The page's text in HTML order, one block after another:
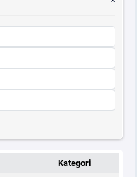
POLİTİKAMIZ
Kategori